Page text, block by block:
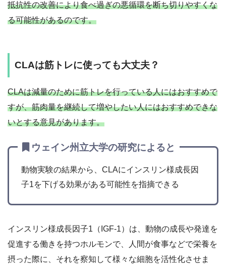
抵抗性の改善により食べ過ぎの悪循環を断ち切りやすくな
る可能性があるのです。
CLAは筋トレに使っても大丈夫？
CLAは減量のために筋トレを行っている人にはおすすめで
すが、筋肉量を継続して増やしたい人にはおすすめできな
いとする意見があります。
ウェイン州立大学の研究によると
動物実験の結果から、CLAにインスリン様成長因
子1を下げる効果がある可能性を指摘できる
インスリン様成長因子1（IGF-1）は、動物の成長や発達を
促進する働きを持つホルモンで、人間が食事などで栄養を
摂った際に、それを察知して様々な細胞を活性化させま